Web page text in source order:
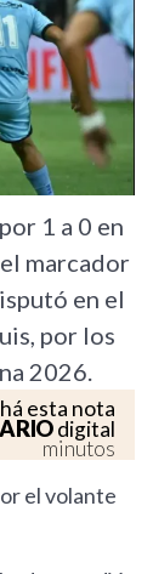
1 a 0 en
marcador
en el
por los
2026.
esta nota
digital
minutos
el volante